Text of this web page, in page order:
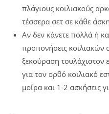
πλάγιους κοιλιακούς
τέσσερα σετ σε κάθε
Αν δεν κάνετε πολλά ή
προπονήσεις κοιλιακών
ξεκούραση τουλάχιστον
για τον ορθό κοιλιακό
μοίρα και 1-2 ασκήσεις